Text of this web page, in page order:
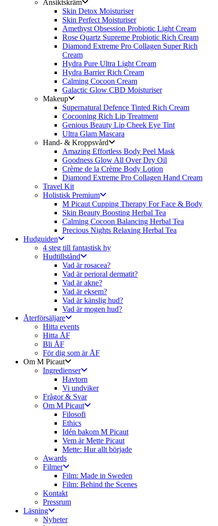
Ansiktskräm
Skin Detox Moisturiser
Skin Perfect Moisturiser
Amethyst Obsession Probiotic Light Cream
Rose Quartz Supreme Probiotic Rich Cream
Diamond Extreme Pro Collagen Super Rich
Cream
Hydra Pure Ultra Light Cream
Hydra Barrier Rich Cream
Calming Cocoon Cream
Galactic Glow CBD Moisturiser
Makeup
Supernatural Defence Tinted Rich Cream
Cocooning Rich Lip Treatment
Genious Beauty Lip Cheek Eye Tint
Ultra Glam Mascara
Hand- & Kroppsvård
Amazing Effortless Body Peel Mask
Goodness Glow All Over Dry Oil
Crème de la Crème Body Lotion
Diamond Extreme Pro Collagen Hand Cream
Travel Kit
Holistisk Premium
M Picaut Cupping Therapy For Face & Body
Skin Beauty Boosting Herbal Tea
Calming Cocoon Balancing Herbal Tea
Precious Nights Relaxing Herbal Tea
Hudguiden
4 steg till fantastisk hy
Hudtillstånd
Vad är rosacea?
Vad är perioral dermatit?
Vad är akne?
Vad är eksem?
Vad är känslig hud?
Vad är mogen hud?
Återförsäljare
Hitta events
Hitta ÅF
Bli ÅF
För dig som är ÅF
Om M Picaut
Ingredienser
Havtorn
Vi undviker
Frågor & Svar
Om M Picaut
Filosofi
Ethics
Idén bakom M Picaut
Vem är Mette Picaut
Mette: Hur allt började
Awards
Filmer
Film: Made in Sweden
Film: Behind the Scenes
Kontakt
Pressrum
Läsning
Nyheter